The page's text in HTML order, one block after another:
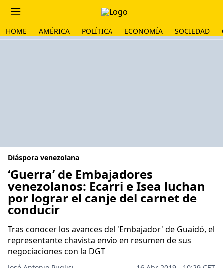
HOME AMÉRICA POLÍTICA ECONOMÍA SOCIEDAD
Diáspora venezolana
‘Guerra’ de Embajadores
venezolanos: Ecarri e Isea luchan
por lograr el canje del carnet de
conducir
Tras conocer los avances del 'Embajador' de Guaidó, el
representante chavista envío en resumen de sus
negociaciones con la DGT